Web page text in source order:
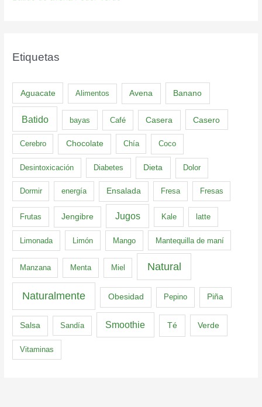
Etiquetas
Aguacate Alimentos Avena Banano
Batido bayas Café Casera Casero
Cerebro Chocolate Chía Coco
Desintoxicación Diabetes Dieta Dolor
Dormir energía Ensalada Fresa Fresas
Frutas Jengibre Jugos Kale latte
Limonada Limón Mango Mantequilla de maní
Manzana Menta Miel Natural
Naturalmente Obesidad Pepino Piña
Salsa Sandía Smoothie Té Verde
Vitaminas